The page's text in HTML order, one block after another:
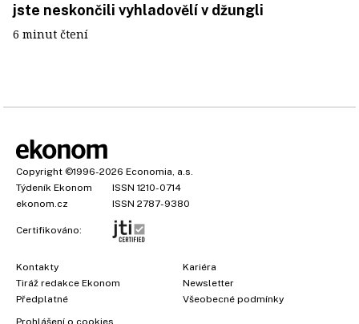
jste neskončili vyhladovělí v džungli
6 minut čtení
Copyright ©1996-2026 Economia, a.s.
Týdeník Ekonom
ISSN 1210-0714
ekonom.cz
ISSN 2787-9380
Certifikováno:
Kontakty
Tiráž redakce Ekonom
Předplatné
Kariéra
Newsletter
Všeobecné podmínky
Prohlášení o cookies